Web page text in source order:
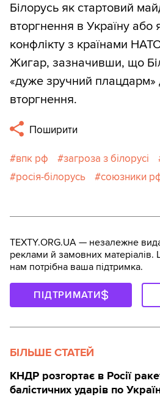
Білорусь як стартовий
вторгнення в Україну або
конфлікту з країнами
Жигар, зазначивши, що
«дуже зручний плацдарм»
вторгнення.
Поширити
впк рф загроза з білорусі
росія-білорусь
союзники
TEXTY.ORG.UA — незалежне
реклами й замовних
нам потрібна ваша підтримка.
ПІДТРИМАТИ
БІЛЬШЕ СТАТЕЙ
КНДР розгортає в Росії
балістичних ударів по